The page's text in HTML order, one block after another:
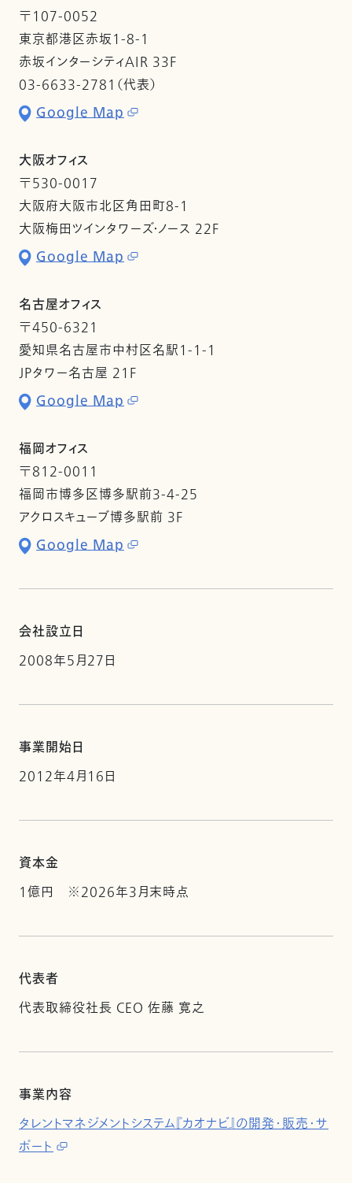
〒107-0052
東京都港区赤坂1-8-1
赤坂インターシティAIR 33F
03-6633-2781（代表）
Google Map
大阪オフィス
〒530-0017
大阪府大阪市北区角田町8-1
大阪梅田ツインタワーズ・ノース 22F
Google Map
名古屋オフィス
〒450-6321
愛知県名古屋市中村区名駅1-1-1
JPタワー名古屋 21F
Google Map
福岡オフィス
〒812-0011
福岡市博多区博多駅前3-4-25
アクロスキューブ博多駅前 3F
Google Map
会社設立日
2008年5月27日
事業開始日
2012年4月16日
資本金
1億円 ※2026年3月末時点
代表者
代表取締役社長 CEO 佐藤 寛之
事業内容
タレントマネジメントシステム『カオナビ』の開発・販売・サ
ポート